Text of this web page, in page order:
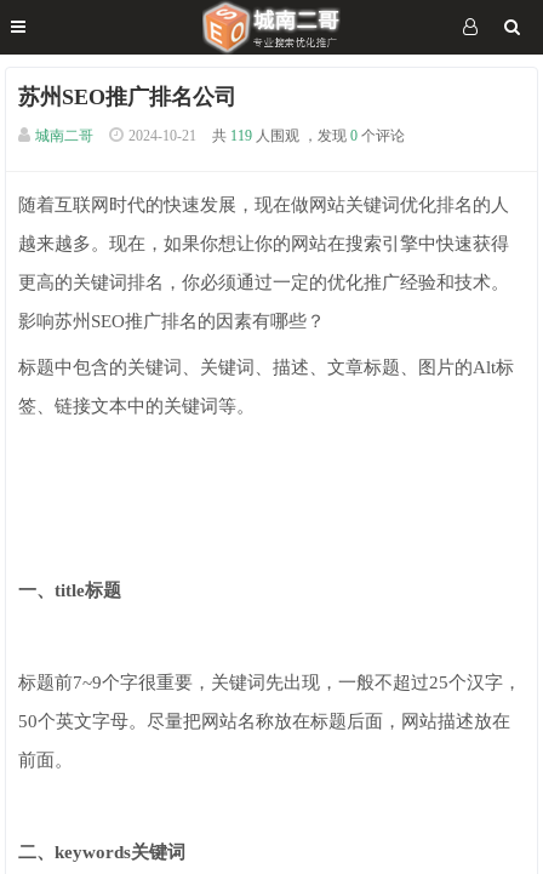
苏州SEO推广排名公司
城南二哥 2024-10-21 共 119 人围观 ，发现 0 个评论
随着互联网时代的快速发展，现在做网站关键词优化排名的人
越来越多。现在，如果你想让你的网站在搜索引擎中快速获得
更高的关键词排名，你必须通过一定的优化推广经验和技术。
影响苏州SEO推广排名的因素有哪些？
标题中包含的关键词、关键词、描述、文章标题、图片的Alt标
签、链接文本中的关键词等。
一、title标题
标题前7~9个字很重要，关键词先出现，一般不超过25个汉字，
50个英文字母。尽量把网站名称放在标题后面，网站描述放在
前面。
二、keywords关键词